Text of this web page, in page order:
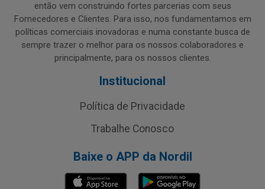
então vem construindo fortes parcerias com seus
Fornecedores e Clientes. Para isso, nos fundamentamos em
políticas comerciais inovadoras e numa constante busca de
sempre trazer o melhor para os nossos colaboradores e
principalmente, para os nossos clientes.
Institucional
Política de Privacidade
Trabalhe Conosco
Baixe o APP da Nordil